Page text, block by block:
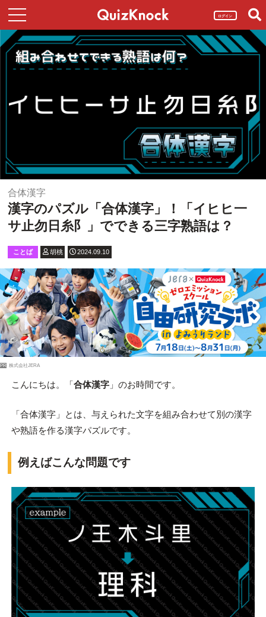
ログイン
合体漢字
漢字のパズル「合体漢字」！「イヒヒ一
サ止勿日糸阝」でできる三字熟語は？
ことば 胡桃 2024.09.10
PR 株式会社JERA
こんにちは。「合体漢字」のお時間です。
「合体漢字」とは、与えられた文字を組み合わせて別の漢字
や熟語を作る漢字パズルです。
例えばこんな問題です